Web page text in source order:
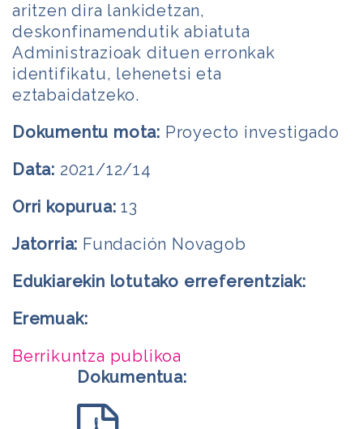
aritzen dira lankidetzan,
deskonfinamendutik abiatuta
Administrazioak dituen erronkak
identifikatu, lehenetsi eta
eztabaidatzeko.
Dokumentu mota: Proyecto investigado
Data: 2021/12/14
Orri kopurua:13
Jatorria: Fundación Novagob
Edukiarekin lotutako erreferentziak:
Eremuak:
Berrikuntza publikoa
Dokumentua: